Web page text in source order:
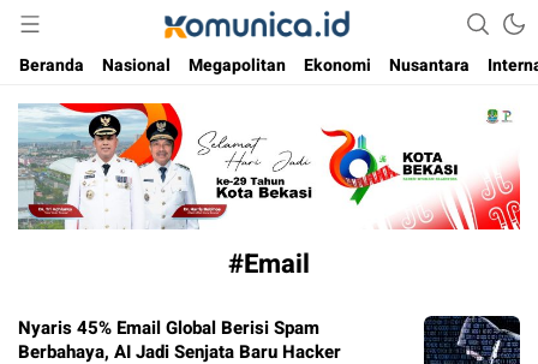
Komunica
Media Informasi Masa Kini
Beranda
Nasional Megapolitan Ekonomi Nusantara
#Email
Nyaris 45% Email Global Berisi Spam
Berbahaya, AI Jadi Senjata Baru Hacker